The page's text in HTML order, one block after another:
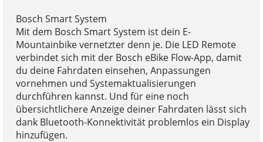
Bosch Smart System
Mit dem Bosch Smart System ist dein E-
Mountainbike vernetzter denn je. Die LED Remote
verbindet sich mit der Bosch eBike Flow-App, damit
du deine Fahrdaten einsehen, Anpassungen
vornehmen und Systemaktualisierungen
durchführen kannst. Und für eine noch
übersichtlichere Anzeige deiner Fahrdaten lässt sich
dank Bluetooth-Konnektivität problemlos ein Display
hinzufügen.